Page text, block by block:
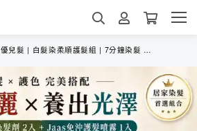
優兒髮 | 白髮染柔順護髮組 | 7分鐘染髮 | JAAS義大利護色洗護推薦